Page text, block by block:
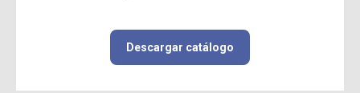
Descargar catálogo